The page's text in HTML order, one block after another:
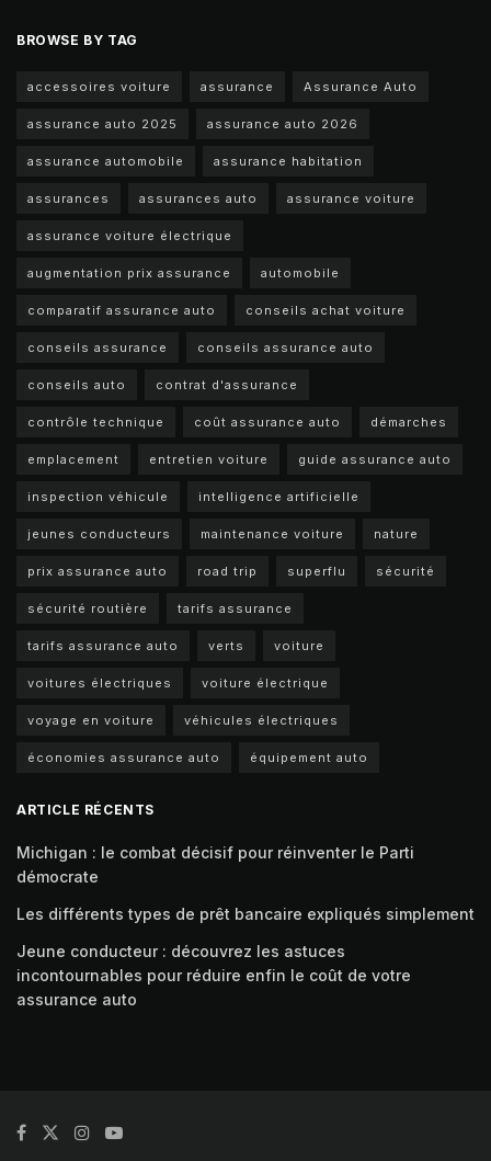
BROWSE BY TAG
accessoires voiture assurance Assurance Auto
assurance auto 2025 assurance auto 2026
assurance automobile assurance habitation
assurances assurances auto assurance voiture
assurance voiture électrique
augmentation prix assurance automobile
comparatif assurance auto conseils achat voiture
conseils assurance conseils assurance auto
conseils auto contrat d'assurance
contrôle technique coût assurance auto démarches
emplacement entretien voiture guide assurance auto
inspection véhicule intelligence artificielle
jeunes conducteurs maintenance voiture nature
prix assurance auto road trip superflu sécurité
sécurité routière tarifs assurance
tarifs assurance auto verts voiture
voitures électriques voiture électrique
voyage en voiture véhicules électriques
économies assurance auto équipement auto
ARTICLE RÉCENTS
Michigan : le combat décisif pour réinventer le Parti
démocrate
Les différents types de prêt bancaire expliqués simplement
Jeune conducteur : découvrez les astuces
incontournables pour réduire enfin le coût de votre
assurance auto